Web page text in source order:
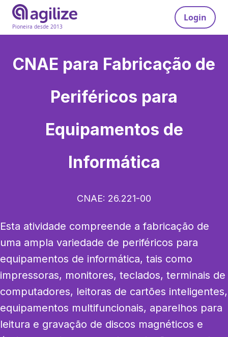
Pioneira desde 2013
Login
CNAE para Fabricação de
Periféricos para
Equipamentos de
Informática
CNAE: 26.221-00
Esta atividade compreende a fabricação de
uma ampla variedade de periféricos para
equipamentos de informática, tais como
impressoras, monitores, teclados, terminais de
computadores, leitoras de cartões inteligentes,
equipamentos multifuncionais, aparelhos para
leitura e gravação de discos magnéticos e